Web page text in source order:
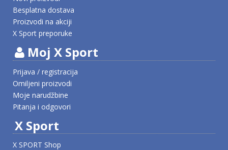
Besplatna dostava
Proizvodi na akciji
X Sport preporuke
Moj X Sport
Prijava / registracija
Omiljeni proizvodi
Moje narudžbine
Pitanja i odgovori
X Sport
X SPORT Shop